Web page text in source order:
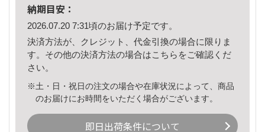
納期目安：
2026.07.20 7:31頃のお届け予定です。
決済方法が、クレジット、代金引換の場合に限りま
す。その他の決済方法の場合はこちら をご確認くだ
さい。
※土・日・祝日の注文の場合や在庫状況によって、商品
のお届けにお時間をいただく場合がございます。
即日出荷条件について